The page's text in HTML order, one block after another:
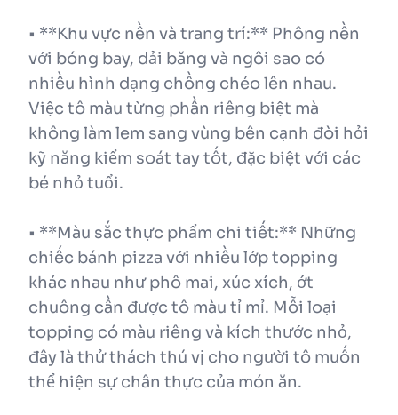
• **Khu vực nền và trang trí:** Phông nền
với bóng bay, dải băng và ngôi sao có
nhiều hình dạng chồng chéo lên nhau.
Việc tô màu từng phần riêng biệt mà
không làm lem sang vùng bên cạnh đòi hỏi
kỹ năng kiểm soát tay tốt, đặc biệt với các
bé nhỏ tuổi.
• **Màu sắc thực phẩm chi tiết:** Những
chiếc bánh pizza với nhiều lớp topping
khác nhau như phô mai, xúc xích, ớt
chuông cần được tô màu tỉ mỉ. Mỗi loại
topping có màu riêng và kích thước nhỏ,
đây là thử thách thú vị cho người tô muốn
thể hiện sự chân thực của món ăn.